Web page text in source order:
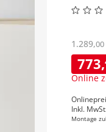
773,
Online
1.289,00
Inkl.
Montage